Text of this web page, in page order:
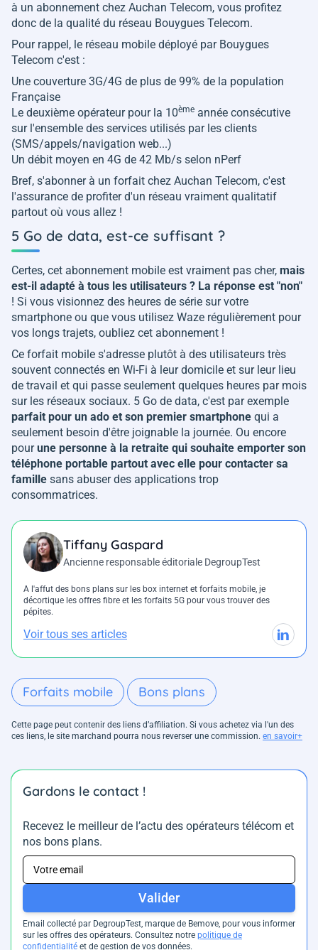
à un abonnement chez Auchan Telecom, vous profitez
donc de la qualité du réseau Bouygues Telecom.
Pour rappel, le réseau mobile déployé par Bouygues
Telecom c'est :
Une couverture 3G/4G de plus de 99% de la population
Française
Le deuxième opérateur pour la 10ème année consécutive
sur l'ensemble des services utilisés par les clients
(SMS/appels/navigation web...)
Un débit moyen en 4G de 42 Mb/s selon nPerf
Bref, s'abonner à un forfait chez Auchan Telecom, c'est
l'assurance de profiter d'un réseau vraiment qualitatif
partout où vous allez !
5 Go de data, est-ce suffisant ?
Certes, cet abonnement mobile est vraiment pas cher, mais
est-il adapté à tous les utilisateurs ? La réponse est "non"
! Si vous visionnez des heures de série sur votre
smartphone ou que vous utilisez Waze régulièrement pour
vos longs trajets, oubliez cet abonnement !
Ce forfait mobile s'adresse plutôt à des utilisateurs très
souvent connectés en Wi-Fi à leur domicile et sur leur lieu
de travail et qui passe seulement quelques heures par mois
sur les réseaux sociaux. 5 Go de data, c'est par exemple
parfait pour un ado et son premier smartphone qui a
seulement besoin d'être joignable la journée. Ou encore
pourune personne à la retraite qui souhaite emporter son
téléphone portable partout avec elle pour contacter sa
famille sans abuser des applications trop
consommatrices.
Tiffany Gaspard
Ancienne responsable éditoriale DegroupTest
A l'affut des bons plans sur les box internet et forfaits mobile, je
décortique les offres fibre et les forfaits 5G pour vous trouver des
pépites.
Voir tous ses articles
Forfaits mobile Bons plans
Cette page peut contenir des liens d’affiliation. Si vous achetez via l'un des
ces liens, le site marchand pourra nous reverser une commission. en savoir+
Gardons le contact !
Recevez le meilleur de l’actu des opérateurs télécom et
nos bons plans.
Valider
Email collecté par DegroupTest, marque de Bemove, pour vous informer
sur les offres des opérateurs. Consultez notre politique de
confidentialité et de gestion de vos données.